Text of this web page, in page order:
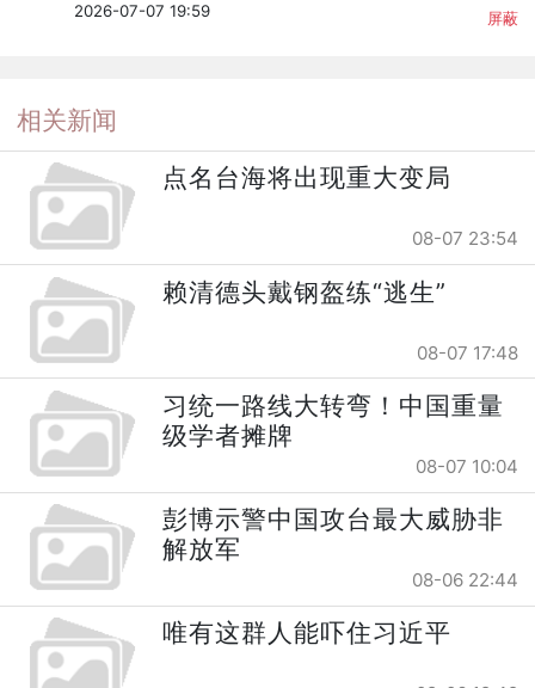
2026-07-07 19:59 屏蔽
相关新闻
点名台海将出现重大变局
08-07 23:54
赖清德头戴钢盔练“逃生”
08-07 17:48
习统一路线大转弯！中国重量
级学者摊牌
08-07 10:04
彭博示警中国攻台最大威胁非
解放军
08-06 22:44
唯有这群人能吓住习近平